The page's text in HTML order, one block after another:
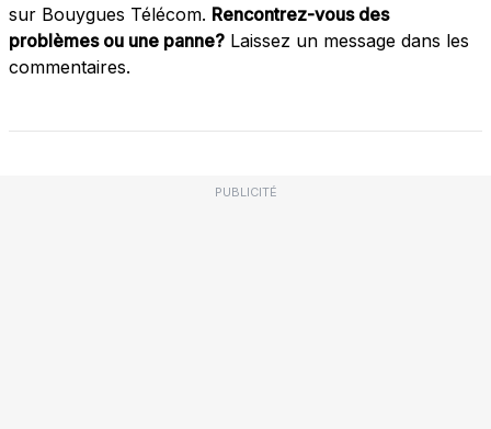
sur Bouygues Télécom. Rencontrez-vous des
problèmes ou une panne? Laissez un message dans les
commentaires.
PUBLICITÉ